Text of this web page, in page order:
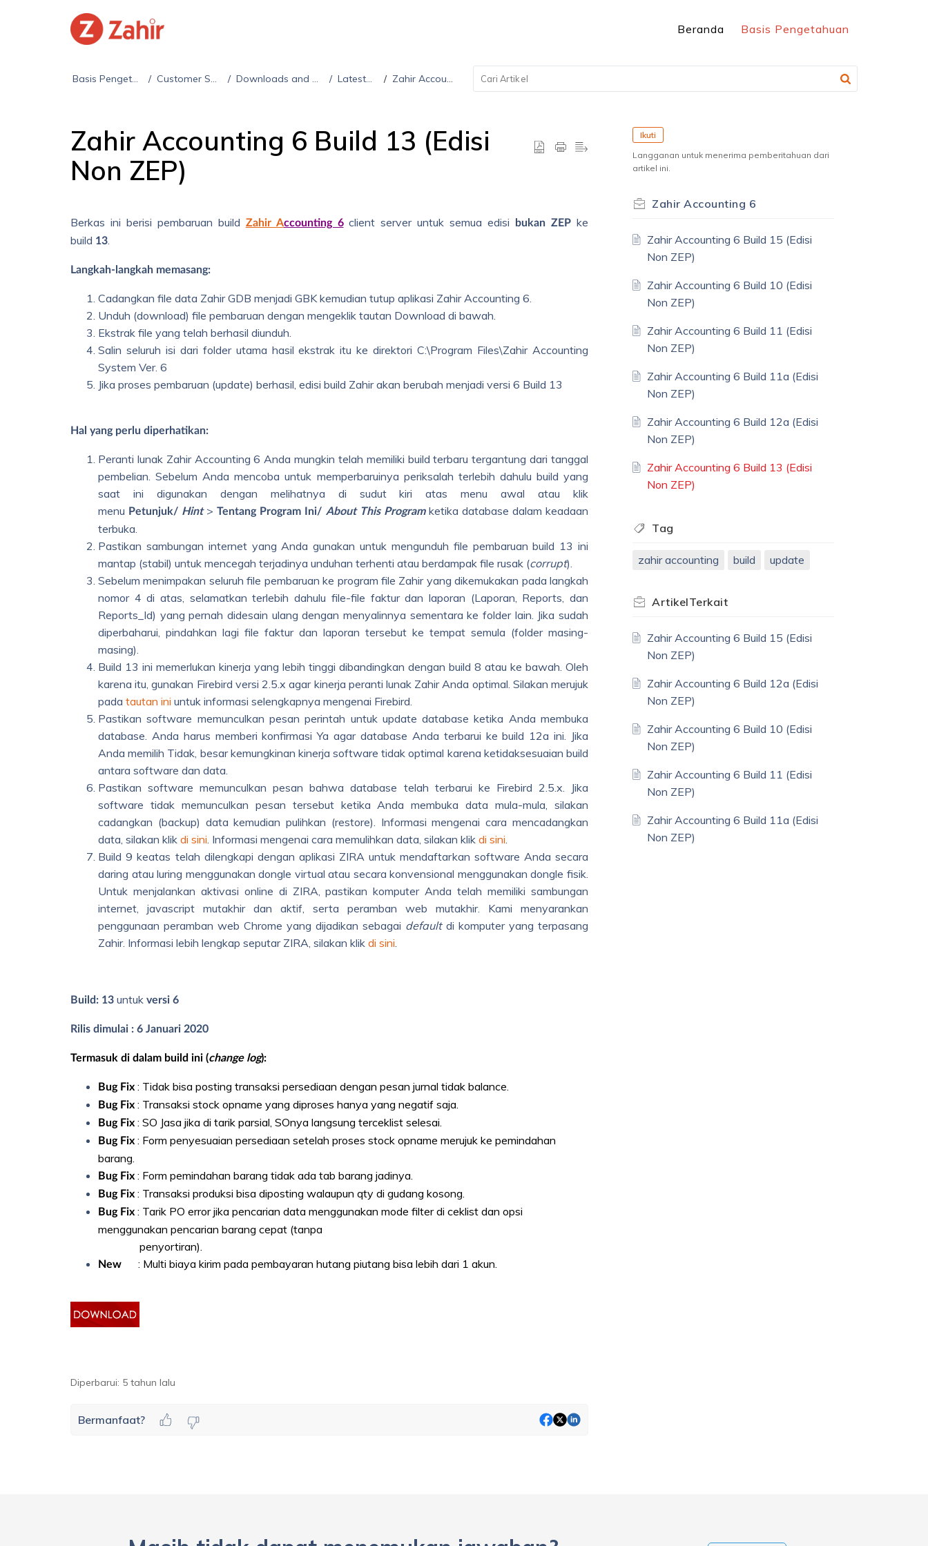
Beranda Basis Pengetahuan
Basis Pengetahuan Customer Support Downloads and Updates Latest Build Zahir Accounting 6
Zahir Accounting 6 Build 13 (Edisi
Non ZEP)
Berkas ini berisi pembaruan build Zahir Accounting 6 client server untuk semua edisi bukan ZEP ke
build 13.
Langkah-langkah memasang:
Cadangkan file data Zahir GDB menjadi GBK kemudian tutup aplikasi Zahir Accounting 6.
Unduh (download) file pembaruan dengan mengeklik tautan Download di bawah.
Ekstrak file yang telah berhasil diunduh.
Salin seluruh isi dari folder utama hasil ekstrak itu ke direktori C:\Program Files\Zahir Accounting
System Ver. 6
Jika proses pembaruan (update) berhasil, edisi build Zahir akan berubah menjadi versi 6 Build 13
Hal yang perlu diperhatikan:
Peranti lunak Zahir Accounting 6 Anda mungkin telah memiliki build terbaru tergantung dari tanggal
pembelian. Sebelum Anda mencoba untuk memperbaruinya periksalah terlebih dahulu build yang
saat ini digunakan dengan melihatnya di sudut kiri atas menu awal atau klik
menu Petunjuk/ Hint>Tentang Program Ini/ About This Programketika database dalam keadaan
terbuka.
Pastikan sambungan internet yang Anda gunakan untuk mengunduh file pembaruan build 13 ini
mantap (stabil) untuk mencegah terjadinya unduhan terhenti atau berdampak file rusak (corrupt).
Sebelum menimpakan seluruh file pembaruan ke program file Zahir yang dikemukakan pada langkah
nomor 4 di atas, selamatkan terlebih dahulu file-file faktur dan laporan (Laporan, Reports, dan
Reports_Id) yang pernah didesain ulang dengan menyalinnya sementara ke folder lain. Jika sudah
diperbaharui, pindahkan lagi file faktur dan laporan tersebut ke tempat semula (folder masing-
masing).
Build 13 ini memerlukan kinerja yang lebih tinggi dibandingkan dengan build 8 atau ke bawah. Oleh
karena itu, gunakan Firebird versi 2.5.x agar kinerja peranti lunak Zahir Anda optimal. Silakan merujuk
pada tautan ini untuk informasi selengkapnya mengenai Firebird.
Pastikan software memunculkan pesan perintah untuk update database ketika Anda membuka
database. Anda harus memberi konfirmasi Ya agar database Anda terbarui ke build 12a ini. Jika
Anda memilih Tidak, besar kemungkinan kinerja software tidak optimal karena ketidaksesuaian build
antara software dan data.
Pastikan software memunculkan pesan bahwa database telah terbarui ke Firebird 2.5.x. Jika
software tidak memunculkan pesan tersebut ketika Anda membuka data mula-mula, silakan
cadangkan (backup) data kemudian pulihkan (restore). Informasi mengenai cara mencadangkan
data, silakan klik di sini. Informasi mengenai cara memulihkan data, silakan klik di sini.
Build 9 keatas telah dilengkapi dengan aplikasi ZIRA untuk mendaftarkan software Anda secara
daring atau luring menggunakan dongle virtual atau secara konvensional menggunakan dongle fisik.
Untuk menjalankan aktivasi online di ZIRA, pastikan komputer Anda telah memiliki sambungan
internet, javascript mutakhir dan aktif, serta peramban web mutakhir. Kami menyarankan
penggunaan peramban web Chrome yang dijadikan sebagai defaultdi komputer yang terpasang
Zahir. Informasi lebih lengkap seputar ZIRA, silakan klik di sini.
Build: 13 untuk versi 6
Rilis dimulai : 6 Januari 2020
Termasuk di dalam build ini (change log):
Bug Fix : Tidak bisa posting transaksi persediaan dengan pesan jurnal tidak balance.
Bug Fix : Transaksi stock opname yang diproses hanya yang negatif saja.
Bug Fix : SO Jasa jika di tarik parsial, SOnya langsung terceklist selesai.
Bug Fix : Form penyesuaian persediaan setelah proses stock opname merujuk ke pemindahan
barang.
Bug Fix : Form pemindahan barang tidak ada tab barang jadinya.
Bug Fix : Transaksi produksi bisa diposting walaupun qty di gudang kosong.
Bug Fix : Tarik PO error jika pencarian data menggunakan mode filter di ceklist dan opsi
menggunakan pencarian barang cepat (tanpa
penyortiran).
New : Multi biaya kirim pada pembayaran hutang piutang bisa lebih dari 1 akun.
Diperbarui: 5 tahun lalu
Bermanfaat?
Ikuti
Langganan untuk menerima pemberitahuan dari
artikel ini.
Zahir Accounting 6
Zahir Accounting 6 Build 15 (Edisi
Non ZEP)
Zahir Accounting 6 Build 10 (Edisi
Non ZEP)
Zahir Accounting 6 Build 11 (Edisi
Non ZEP)
Zahir Accounting 6 Build 11a (Edisi
Non ZEP)
Zahir Accounting 6 Build 12a (Edisi
Non ZEP)
Zahir Accounting 6 Build 13 (Edisi
Non ZEP)
Tag
zahir accounting build update
ArtikelTerkait
Zahir Accounting 6 Build 15 (Edisi
Non ZEP)
Zahir Accounting 6 Build 12a (Edisi
Non ZEP)
Zahir Accounting 6 Build 10 (Edisi
Non ZEP)
Zahir Accounting 6 Build 11 (Edisi
Non ZEP)
Zahir Accounting 6 Build 11a (Edisi
Non ZEP)